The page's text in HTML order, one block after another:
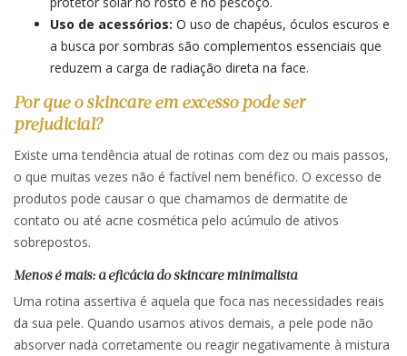
Uso de acessórios: O uso de chapéus, óculos escuros e
a busca por sombras são complementos essenciais que
reduzem a carga de radiação direta na face.
Por que o skincare em excesso pode ser
prejudicial?
Existe uma tendência atual de rotinas com dez ou mais passos,
o que muitas vezes não é factível nem benéfico. O excesso de
produtos pode causar o que chamamos de dermatite de
contato ou até acne cosmética pelo acúmulo de ativos
sobrepostos.
Menos é mais: a eficácia do skincare minimalista
Uma rotina assertiva é aquela que foca nas necessidades reais
da sua pele. Quando usamos ativos demais, a pele pode não
absorver nada corretamente ou reagir negativamente à mistura